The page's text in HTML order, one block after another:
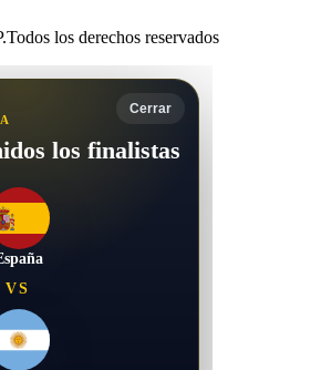
los derechos reservados
Cerrar
los finalistas
VS